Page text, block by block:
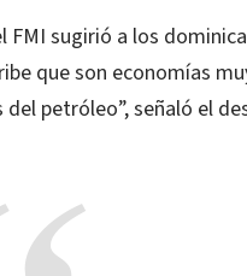
FMI sugirió a los
que son economías
petróleo”, señaló el